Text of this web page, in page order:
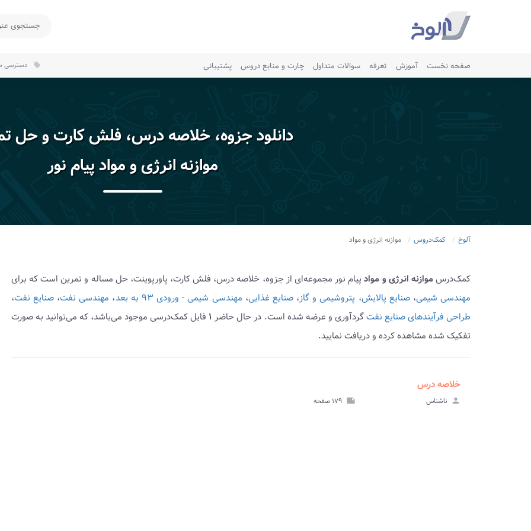
صفحه نخست آموزش تعرفه سوالات متداول چارت و منابع دروس پشتیبانی local_offer دسترسی
دانلود جزوه، خلاصه درس، فلش کارت و حل
موازنه انرژی و مواد پیام نور
آلوخ کمک‌دروس موازنه انرژی و مواد
کمک‌درسموازنه انرژی و موادپیام نور مجموعه‌ای از جزوه، خلاصه درس، فلش کارت، پاورپوینت، حل مساله و تمرین است که برای
مهندسی شیمی،صنایع پالایش، پتروشیمی و گاز،صنایع غذایی، مهندسی شیمی - ورودی ۹۳ به بعد ، مهندسی نفت،صنایع نفت،
طراحی فرآیندهای صنایع نفتگردآوری و عرضه شده است. در حال حاضر ۱فایل کمک‌درسی موجود می‌باشد، که می‌توانید به صورت
تفکیک شده مشاهده کرده و دریافت نمایید.
خلاصه درس
person ناشناس note ۱۷۹ صفحه